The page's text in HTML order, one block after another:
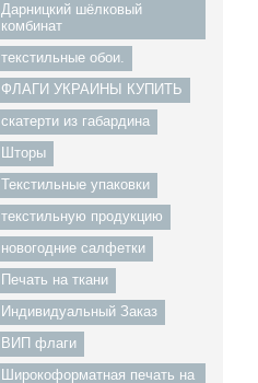
Дарницкий шёлковый
комбинат
текстильные обои.
ФЛАГИ УКРАИНЫ КУПИТЬ
скатерти из габардина
Шторы
Текстильные упаковки
текстильную продукцию
новогодние салфетки
Печать на ткани
Индивидуальный Заказ
ВИП флаги
Широкоформатная печать на